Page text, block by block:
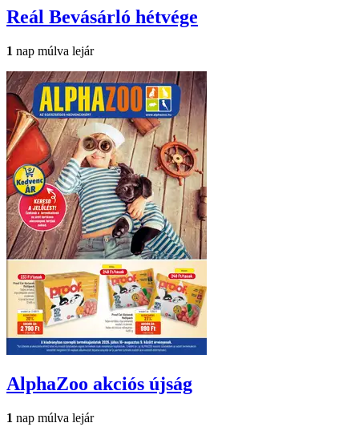
Reál Bevásárló hétvége
1 nap múlva lejár
AlphaZoo akciós újság
1 nap múlva lejár